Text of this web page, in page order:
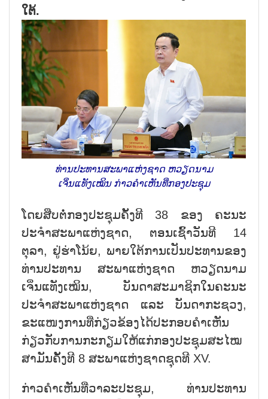
ໃຕ້.
ທ່ານປະທານສະພາແຫ່ງຊາດ ຫວຽດນາມ
ເຈິ່ນແທັງເໝິນ ກ່າວຄຳເຫັນທີ່ກອງປະຊຸມ
ໂດຍສືບຕໍ່ກອງປະຊຸມຄັ້ງທີ 38 ຂອງ ຄະນະ
ປະຈຳສະພາແຫ່ງຊາດ, ຕອນເຊົ້າວັນທີ 14
ຕຸລາ, ຢູ່ຮ່າໂນ້ຍ, ພາຍໃຕ້ການເປັນປະທານຂອງ
ທ່ານປະທານ ສະພາແຫ່ງຊາດ ຫວຽດນາມ
ເຈິ່ນແທັງເໝິນ, ບັນດາສະມາຊິກໃນຄະນະ
ປະຈຳສະພາແຫ່ງຊາດ ແລະ ບັນດາກະຊວງ,
ຂະແໜງການທີ່ກ່ຽວຂ້ອງໄດ້ປະກອບຄຳເຫັນ
ກ່ຽວກັບການກະກຽມໃຫ້ແກ່ກອງປະຊຸມສະໄໝ
ສາມັນຄັ້ງທີ 8 ສະພາແຫ່ງຊາດຊຸດທີ XV.
ກ່າວຄຳເຫັນທີ່ວາລະປະຊຸມ, ທ່ານປະທານ